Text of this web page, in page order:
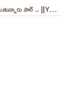
వైసీపీ నాయకులు మా భూమి విషయంలో ఇబ్బందులు పెడుతున్నారు సార్ .. ||YES 9TV